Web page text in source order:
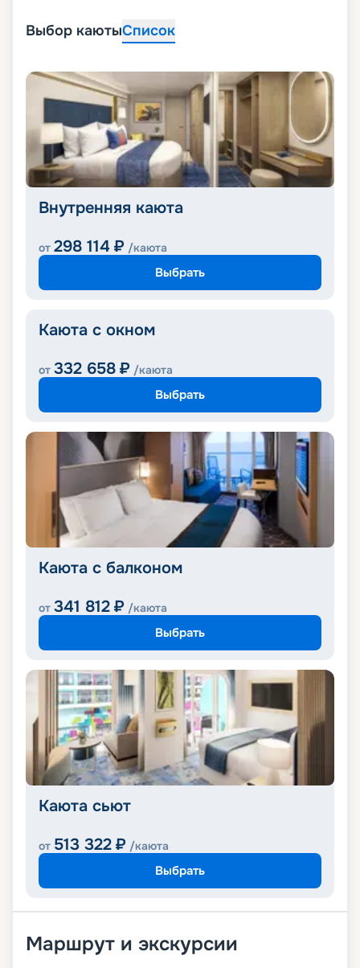
Выбор каютыСписок
Внутренняя каюта
от 298 114 ₽ /каюта
Выбрать
Каюта с окном
от 332 658 ₽ /каюта
Выбрать
Каюта с балконом
от 341 812 ₽ /каюта
Выбрать
Каюта сьют
от 513 322 ₽ /каюта
Выбрать
Маршрут и экскурсии